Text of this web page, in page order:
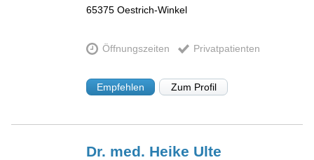
65375 Oestrich-Winkel
Öffnungszeiten Privatpatienten
Empfehlen Zum Profil
Dr. med. Heike Ulte